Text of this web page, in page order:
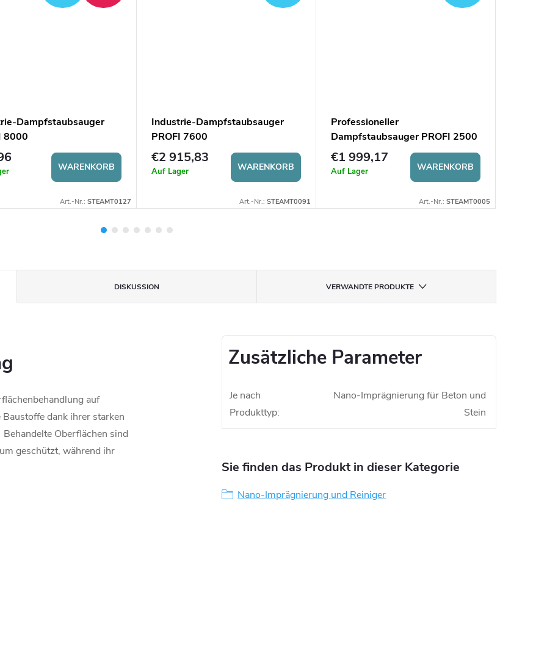
DISKUSSION VERWANDTE PRODUKTE
auf
dank ihrer starken
Oberflächen sind
geschützt, während ihr
Zusätzliche Parameter
Je nach
Produkttyp:
Nano-Imprägnierung für Beton und
Stein
Sie finden das Produkt in dieser Kategorie
Nano-Imprägnierung und Reiniger
Dampfstaubsauger
8000
WARENKORB
Art.-Nr.: STEAMT0127
Industrie-Dampfstaubsauger
PROFI 7600
€2 915,83
Auf Lager WARENKORB
Art.-Nr.: STEAMT0091
Professioneller
Dampfstaubsauger PROFI 2500
€1 999,17
Auf Lager WARENKORB
Art.-Nr.: STEAMT0005